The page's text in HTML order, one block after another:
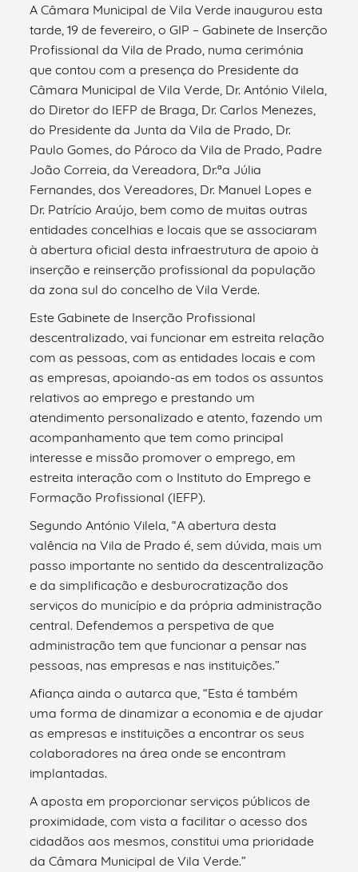
A Câmara Municipal de Vila Verde inaugurou esta
tarde, 19 de fevereiro, o GIP – Gabinete de Inserção
Profissional da Vila de Prado, numa cerimónia
que contou com a presença do Presidente da
Câmara Municipal de Vila Verde, Dr. António Vilela,
do Diretor do IEFP de Braga, Dr. Carlos Menezes,
do Presidente da Junta da Vila de Prado, Dr.
Paulo Gomes, do Pároco da Vila de Prado, Padre
João Correia, da Vereadora, Dr.ªa Júlia
Fernandes, dos Vereadores, Dr. Manuel Lopes e
Dr. Patrício Araújo, bem como de muitas outras
entidades concelhias e locais que se associaram
à abertura oficial desta infraestrutura de apoio à
inserção e reinserção profissional da população
da zona sul do concelho de Vila Verde.
Este Gabinete de Inserção Profissional
descentralizado, vai funcionar em estreita relação
com as pessoas, com as entidades locais e com
as empresas, apoiando-as em todos os assuntos
relativos ao emprego e prestando um
atendimento personalizado e atento, fazendo um
acompanhamento que tem como principal
interesse e missão promover o emprego, em
estreita interação com o Instituto do Emprego e
Formação Profissional (IEFP).
Segundo António Vilela, “A abertura desta
valência na Vila de Prado é, sem dúvida, mais um
passo importante no sentido da descentralização
e da simplificação e desburocratização dos
serviços do município e da própria administração
central. Defendemos a perspetiva de que
administração tem que funcionar a pensar nas
pessoas, nas empresas e nas instituições.”
Afiança ainda o autarca que, “Esta é também
uma forma de dinamizar a economia e de ajudar
as empresas e instituições a encontrar os seus
colaboradores na área onde se encontram
implantadas.
A aposta em proporcionar serviços públicos de
proximidade, com vista a facilitar o acesso dos
cidadãos aos mesmos, constitui uma prioridade
da Câmara Municipal de Vila Verde.”